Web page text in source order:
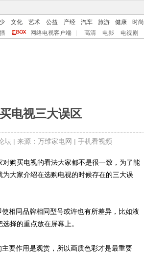
文化 艺术 公益 产经 汽车 旅游 健康 时尚
网络电视客户端 高清 电影 电视剧
电视三大误区
坛| 来源：万维家电网 | 手机看视频
购买电视的看法大家都不是很一致，为了能
大家介绍在选购电视的时候存在的三大误
同品牌相同型号或许也有所差异，比如液
择的重点放在屏幕上。
要作用是观赏，所以画质色彩才是最重要